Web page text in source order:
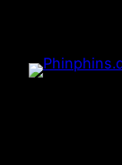
springen